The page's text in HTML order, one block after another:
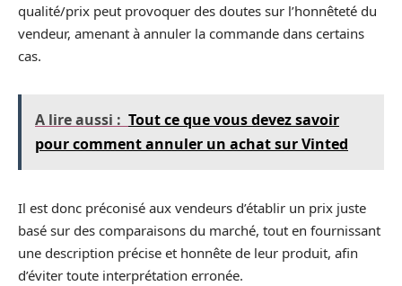
qualité/prix peut provoquer des doutes sur l’honnêteté du
vendeur, amenant à annuler la commande dans certains
cas.
A lire aussi : Tout ce que vous devez savoir
pour comment annuler un achat sur Vinted
Il est donc préconisé aux vendeurs d’établir un prix juste
basé sur des comparaisons du marché, tout en fournissant
une description précise et honnête de leur produit, afin
d’éviter toute interprétation erronée.